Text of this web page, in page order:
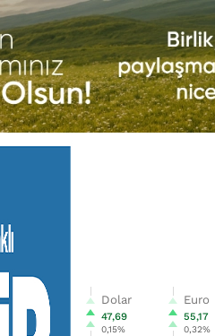
Dolar
47,69
0,15%
Euro
55,17
0,32%